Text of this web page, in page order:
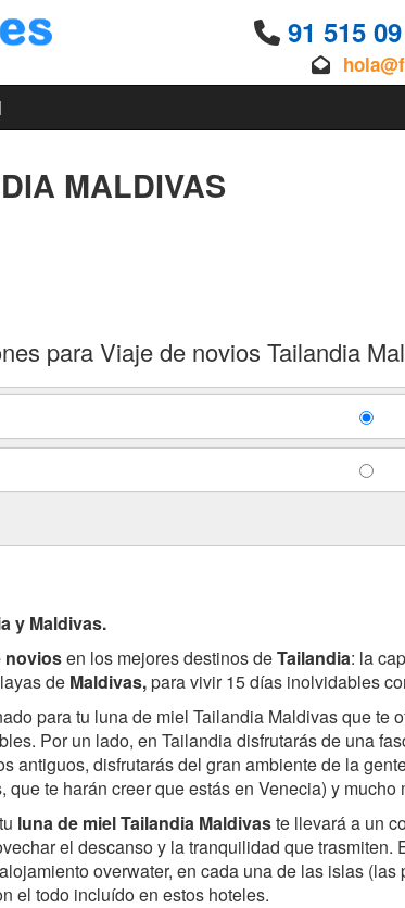
91 515
MALDIVAS
para Viaje de novios Tailandia
y Maldivas.
noviosen los mejores destinos deTailandia: la
de Maldivas,para vivir 15 días inolvidables
para tu luna de miel Tailandia Maldivas que te
Por un lado, en Tailandia disfrutarás de una
antiguos, disfrutarás del gran ambiente de la
te harán creer que estás en Venecia) y mucho
luna de miel Tailandia Maldivaste llevará a un
el descanso y la tranquilidad que trasmiten.
overwater, en cada una de las islas
el todo incluído en estos hoteles.